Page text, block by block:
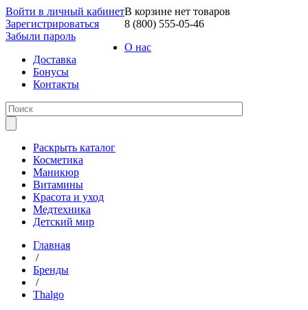
Войти в личный кабинет
Зарегистрироваться
Забыли пароль
В корзине нет товаров
8 (800) 555-05-46
О нас
Доставка
Бонусы
Контакты
Раскрыть каталог
Косметика
Маникюр
Витамины
Красота и уход
Медтехника
Детский мир
Главная
/
Бренды
/
Thalgo